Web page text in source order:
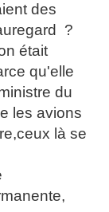
des
?
était
qu'elle
du
les avions
là se